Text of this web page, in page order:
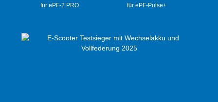
für ePF-2 PRO für ePF-Pulse+